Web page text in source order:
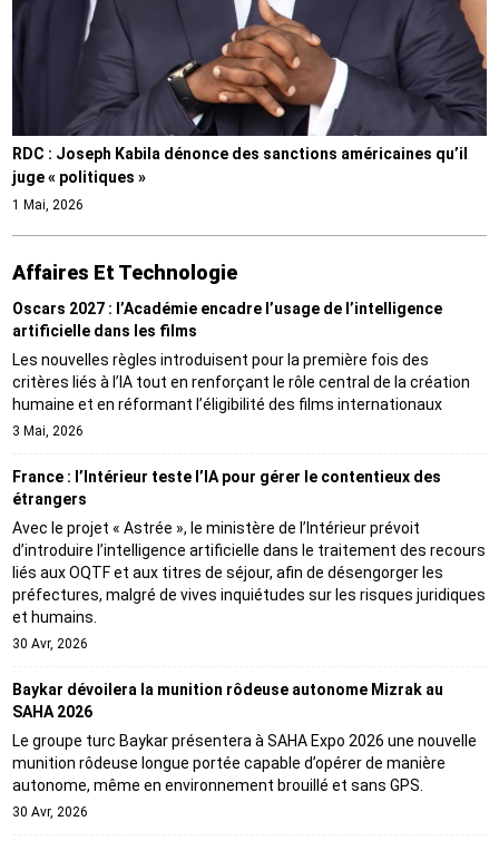
RDC : Joseph Kabila dénonce des sanctions américaines qu’il
juge « politiques »
1 Mai, 2026
Affaires Et Technologie
Oscars 2027 : l’Académie encadre l’usage de l’intelligence
artificielle dans les films
Les nouvelles règles introduisent pour la première fois des
critères liés à l’IA tout en renforçant le rôle central de la création
humaine et en réformant l’éligibilité des films internationaux
3 Mai, 2026
France : l’Intérieur teste l’IA pour gérer le contentieux des
étrangers
Avec le projet « Astrée », le ministère de l’Intérieur prévoit
d’introduire l’intelligence artificielle dans le traitement des recours
liés aux OQTF et aux titres de séjour, afin de désengorger les
préfectures, malgré de vives inquiétudes sur les risques juridiques
et humains.
30 Avr, 2026
Baykar dévoilera la munition rôdeuse autonome Mizrak au
SAHA 2026
Le groupe turc Baykar présentera à SAHA Expo 2026 une nouvelle
munition rôdeuse longue portée capable d’opérer de manière
autonome, même en environnement brouillé et sans GPS.
30 Avr, 2026